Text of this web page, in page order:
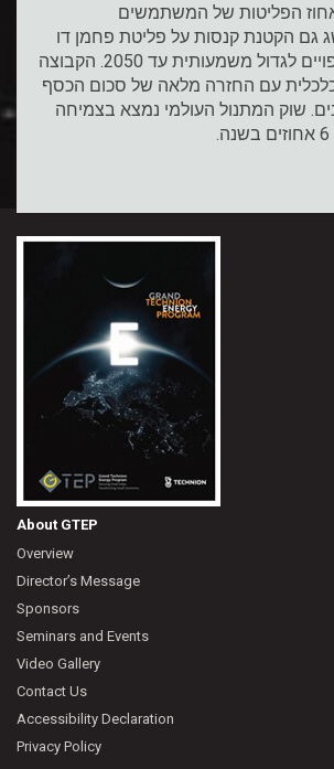
הפליטות של המשתמשים
גם הקטנת קנסות על פליטת פחמן דו
חמצני, קנסות הצפויים לגדול משמעותית עד 2050. הקבוצה
כלכלית עם החזרה מלאה של סכום הכסף
ב-5.8 שנים. שוק המתנול העולמי נמצא בצמיחה
About GTEP
Overview
Director’s Message
Sponsors
Seminars and Events
Video Gallery
Contact Us
Accessibility Declaration
Privacy Policy